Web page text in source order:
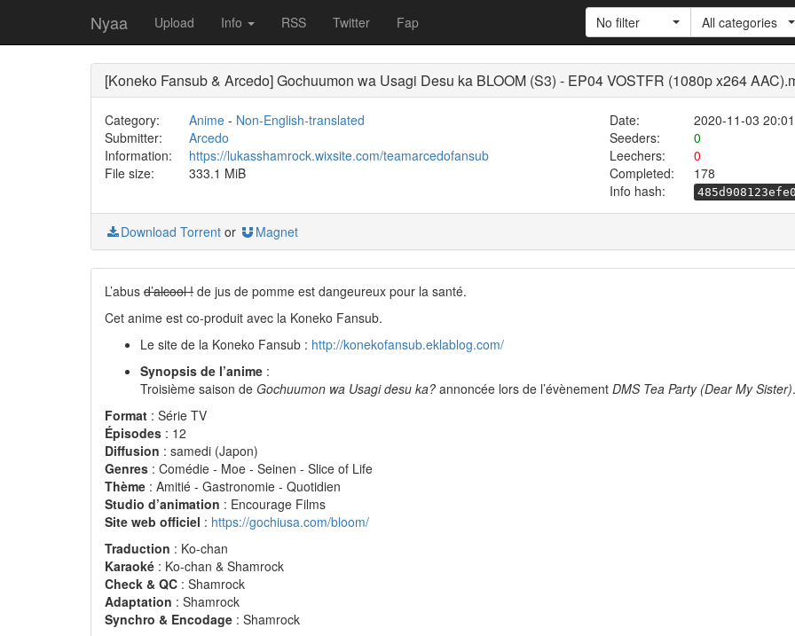
Nyaa Upload Info RSS Twitter Fap No filter All categories
[Koneko Fansub & Arcedo] Gochuumon wa Usagi Desu ka BLOOM (S3) - EP04 VOSTFR (1080p x264
Category: Anime- Non-English-translated Date:
2020-11-03 20:01
Submitter:
Arcedo Seeders:
0
Information:
https://lukasshamrock.wixsite.com/teamarcedofansub Leechers:
0
File size:
333.1 MiB Completed:
178
Info hash:
Download Torrent or Magnet
L’abus d’alcool ! de jus de pomme est dangeureux pour la santé.
Cet anime est co-produit avec la Koneko Fansub.
Le site de la Koneko Fansub : http://konekofansub.eklablog.com/
Synopsis de l’anime :
Troisième saison de Gochuumon wa Usagi desu ka? annoncée lors de l’évènement DMS Tea Party (Dear My Sister).
Format : Série TV
Épisodes : 12
Diffusion : samedi (Japon)
Genres : Comédie - Moe - Seinen - Slice of Life
Thème : Amitié - Gastronomie - Quotidien
Studio d’animation : Encourage Films
Site web officiel : https://gochiusa.com/bloom/
Traduction : Ko-chan
Karaoké : Ko-chan & Shamrock
Check & QC : Shamrock
Adaptation : Shamrock
Synchro & Encodage : Shamrock